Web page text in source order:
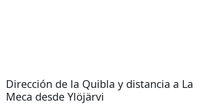
Dirección de la Quibla y distancia a La
Meca desde Ylöjärvi